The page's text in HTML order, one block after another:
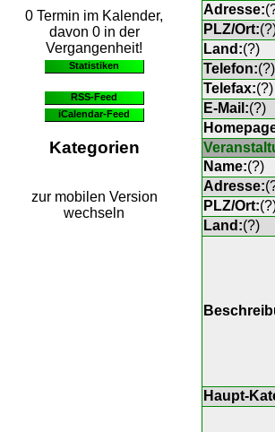
0 Termin im Kalender,
davon 0 in der
Vergangenheit!
Statistiken
RSS-Feed
iCalendar-Feed
Kategorien
zur mobilen Version
wechseln
Adresse:(
PLZ/Ort:(?
Land:(?)
Telefon:(?)
Telefax:(?)
E-Mail:(?)
Name:(?)
Adresse:(
PLZ/Ort:(?
Land:(?)
Haupt-